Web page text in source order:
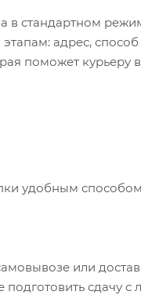
в стандартном
адрес,
поможет курьеру
удобным
или
подготовить сдачу